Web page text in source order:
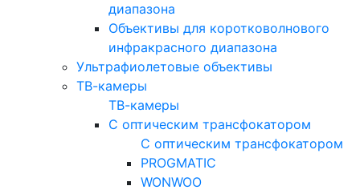
диапазона
Объективы для коротковолнового
инфракрасного диапазона
Ультрафиолетовые объективы
ТВ-камеры
ТВ-камеры
С оптическим трансфокатором
С оптическим трансфокатором
PROGMATIC
WONWOO